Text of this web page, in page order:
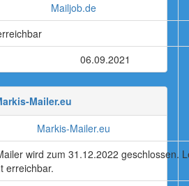
06.09.2021
Mailer.eu
wird zum 31.12.2022 geschlossen.
erreichbar.